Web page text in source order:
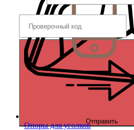
Опоры для уголковОтправить